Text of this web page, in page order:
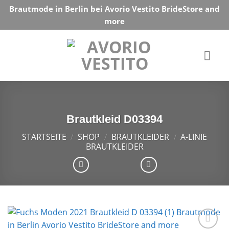
Skip
content
Brautmode in Berlin bei Avorio Vestito BrideStore and
more
Brautkleid D03394
STARTSEITE / SHOP / BRAUTKLEIDER / A-LINIE
BRAUTKLEIDER